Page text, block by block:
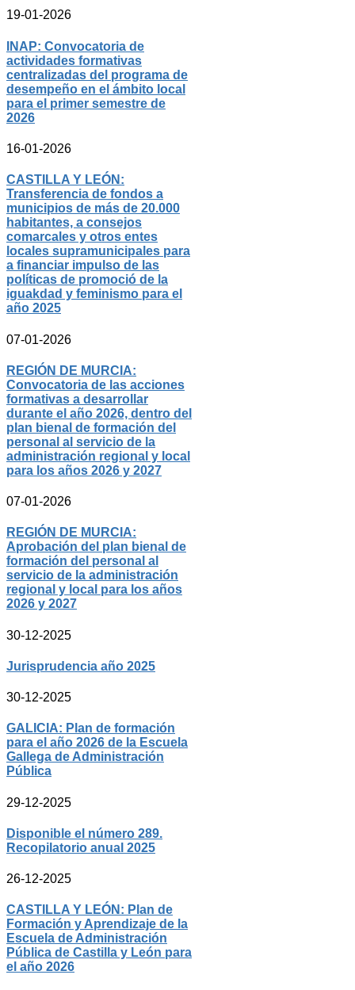
19-01-2026
INAP: Convocatoria de
actividades formativas
centralizadas del programa de
desempeño en el ámbito local
para el primer semestre de
2026
16-01-2026
CASTILLA Y LEÓN:
Transferencia de fondos a
municipios de más de 20.000
habitantes, a consejos
comarcales y otros entes
locales supramunicipales para
a financiar impulso de las
políticas de promoció de la
iguakdad y feminismo para el
año 2025
07-01-2026
REGIÓN DE MURCIA:
Convocatoria de las acciones
formativas a desarrollar
durante el año 2026, dentro del
plan bienal de formación del
personal al servicio de la
administración regional y local
para los años 2026 y 2027
07-01-2026
REGIÓN DE MURCIA:
Aprobación del plan bienal de
formación del personal al
servicio de la administración
regional y local para los años
2026 y 2027
30-12-2025
Jurisprudencia año 2025
30-12-2025
GALICIA: Plan de formación
para el año 2026 de la Escuela
Gallega de Administración
Pública
29-12-2025
Disponible el número 289.
Recopilatorio anual 2025
26-12-2025
CASTILLA Y LEÓN: Plan de
Formación y Aprendizaje de la
Escuela de Administración
Pública de Castilla y León para
el año 2026